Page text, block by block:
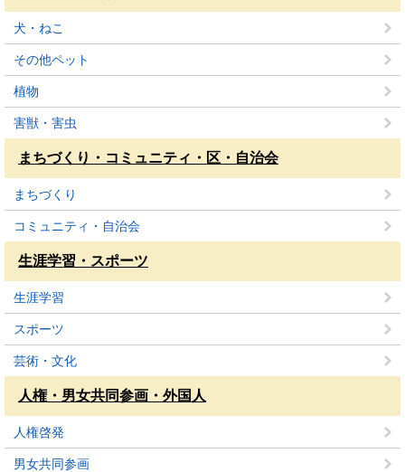
犬・ねこ
その他ペット
植物
害獣・害虫
まちづくり・コミュニティ・区・自治会
まちづくり
コミュニティ・自治会
生涯学習・スポーツ
生涯学習
スポーツ
芸術・文化
人権・男女共同参画・外国人
人権啓発
男女共同参画